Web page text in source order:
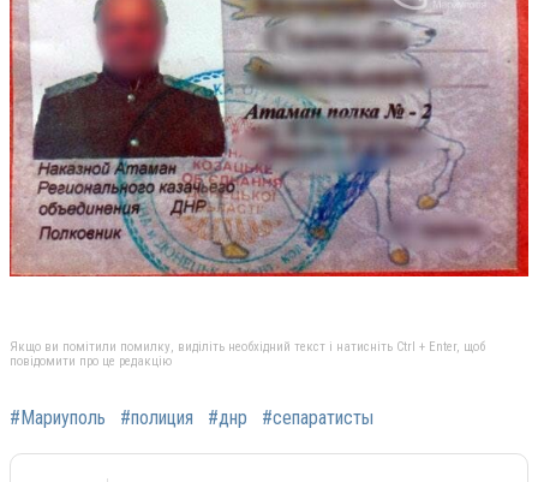
Якщо ви помітили помилку, виділіть необхідний текст і натисніть Ctrl + Enter, щоб
повідомити про це редакцію
#Мариуполь #полиция #днр #сепаратисты